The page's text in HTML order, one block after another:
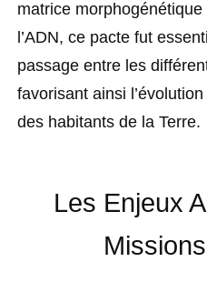
matrice
l’ADN, ce pacte fut
passage entre les
favorisant ainsi
des habitants de la Terre.
Les Enjeux